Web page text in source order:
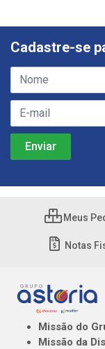
Cadastre-se
Meus
Notas
Missão do
Missão da